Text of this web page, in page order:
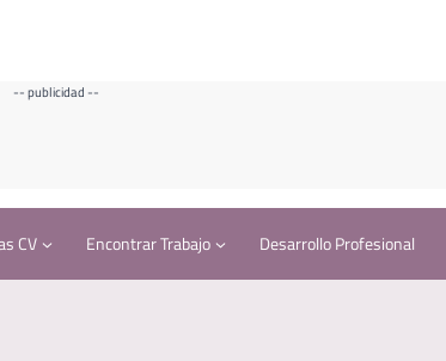
-- publicidad --
CV Encontrar Trabajo Desarrollo Profesional